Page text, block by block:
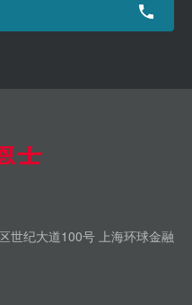
世纪大道100号 上海环球金融